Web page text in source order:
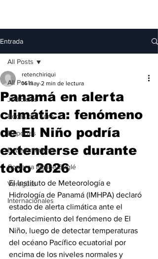
Entrada
All Posts
Judiciales
Bocas del Toro
Deportes
Entretenimiento
Comarca Ngäbe-Buglé
Veraguas
Internacionales
All Posts
Panamá en alerta
climática: fenómeno
de El Niño podría
extenderse durante
todo 2026
retenchiriqui
14 may 2 min de lectura
El Instituto de Meteorología e
Hidrología de Panamá (IMHPA) declaró
estado de alerta climática ante el
fortalecimiento del fenómeno de El
Niño, luego de detectar temperaturas
del océano Pacífico ecuatorial por
encima de los niveles normales y